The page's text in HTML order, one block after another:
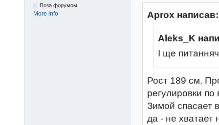
Поза форумом
More info Aprox написав:
Aleks_K
І ще
Рост 189 см.
регулировки по
Зимой спасает
да - не хватает